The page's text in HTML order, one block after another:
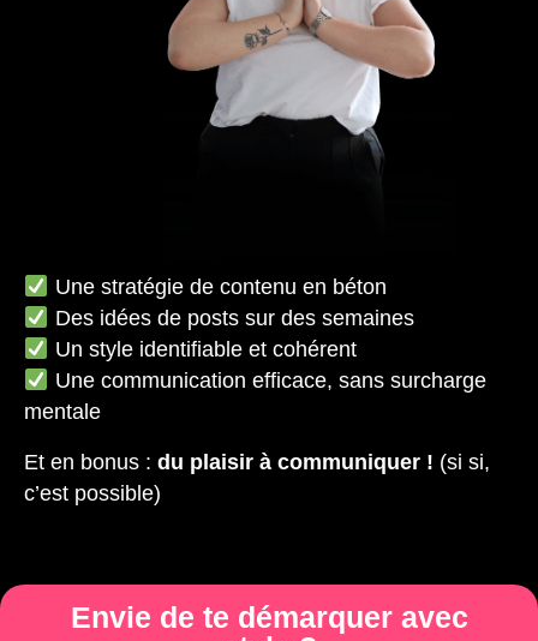
Une stratégie de contenu en béton
Des idées de posts sur des semaines
Un style identifiable et cohérent
Une communication efficace, sans surcharge
mentale
Et en bonus : du plaisir à communiquer ! (si si,
c’est possible)
Envie de te démarquer avec